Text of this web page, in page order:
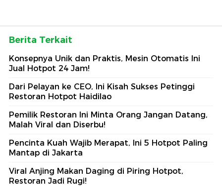
Berita Terkait
Konsepnya Unik dan Praktis, Mesin Otomatis Ini
Jual Hotpot 24 Jam!
Dari Pelayan ke CEO, Ini Kisah Sukses Petinggi
Restoran Hotpot Haidilao
Pemilik Restoran Ini Minta Orang Jangan Datang,
Malah Viral dan Diserbu!
Pencinta Kuah Wajib Merapat, Ini 5 Hotpot Paling
Mantap di Jakarta
Viral Anjing Makan Daging di Piring Hotpot,
Restoran Jadi Rugi!